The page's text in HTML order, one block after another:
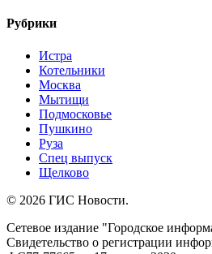
Рубрики
Истра
Котельники
Москва
Мытищи
Подмосковье
Пушкино
Руза
Спец выпуск
Щелково
© 2026 ГИС Новости.
Сетевое издание "Городское
Свидетельство о регистрации